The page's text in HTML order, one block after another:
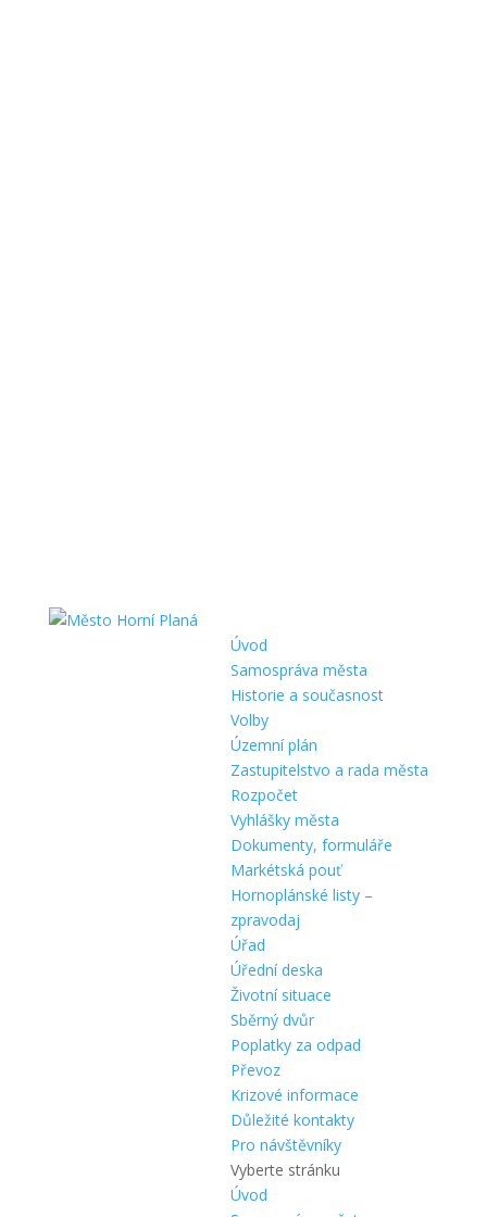
Úvod
Samospráva města
Historie a současnost
Volby
Územní plán
Zastupitelstvo a rada města
Rozpočet
Vyhlášky města
Dokumenty, formuláře
Markétská pouť
Hornoplánské listy –
zpravodaj
Úřad
Úřední deska
Životní situace
Sběrný dvůr
Poplatky za odpad
Převoz
Krizové informace
Důležité kontakty
Pro návštěvníky
Vyberte stránku
Úvod